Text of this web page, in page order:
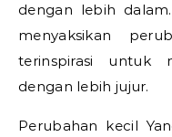
dengan lebih
menyaksikan
terinspirasi untuk
dengan lebih jujur.
Perubahan kecil